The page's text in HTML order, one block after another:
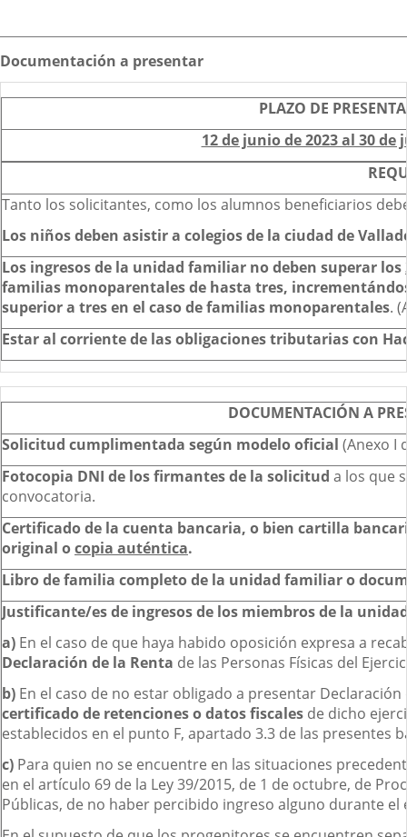
Descripción
Documentación a presentar
PLAZO DE
12 de junio de 2023 al 30 de
Tanto los solicitantes, como los alumnos beneficiarios
Los niños deben asistir a colegios de la ciudad de
Los ingresos de la unidad familiar no deben superar los
familias monoparentales de hasta tres,
superior a tres en el caso de familias monoparentales.
Estar al corriente de las obligaciones tributarias con
DOCUMENTACIÓN A
Solicitud cumplimentada según modelo oficial (Anexo I
Fotocopia DNI de los firmantes de la solicitud a los que
convocatoria.
Certificado de la cuenta bancaria, o bien cartilla
original ocopia auténtica.
Libro de familia completo de la unidad familiar o
Justificante/es de ingresos de los miembros de la
a) En el caso de que haya habido oposición expresa a
Declaración de la Renta de las Personas Físicas del
b) En el caso de no estar obligado a presentar
certificado de retenciones o datos fiscales de dicho
establecidos en el punto F, apartado 3.3 de las presentes
c) Para quien no se encuentre en las situaciones
en el artículo 69 de la Ley 39/2015, de 1 de octubre, de
Públicas, de no haber percibido ingreso alguno durante el